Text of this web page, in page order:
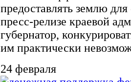
предоставлять землю
пресс-релизе краевой
губернатор,
им практически
24 февраля